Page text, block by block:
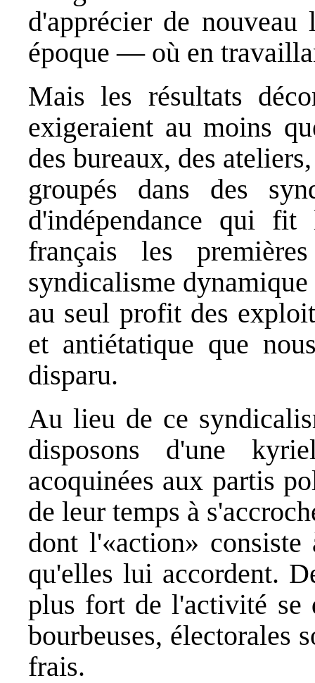
d'apprécier de nouveau
époque — où en
Mais les résultats
exigeraient au moins
des bureaux, des
groupés dans des
d'indépendance qui
français les
syndicalisme
au seul profit des
et antiétatique que
disparu.
Au lieu de ce
disposons d'une
acoquinées aux partis
de leur temps à
dont l'«action»
qu'elles lui accordent.
plus fort de l'activité se
bourbeuses, électorales
frais.